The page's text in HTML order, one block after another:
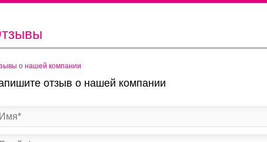
о нашей компании
отзыв о нашей компании